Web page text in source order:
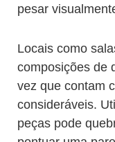
pesar
Locais como
composições de
vez que contam
consideráveis.
peças pode